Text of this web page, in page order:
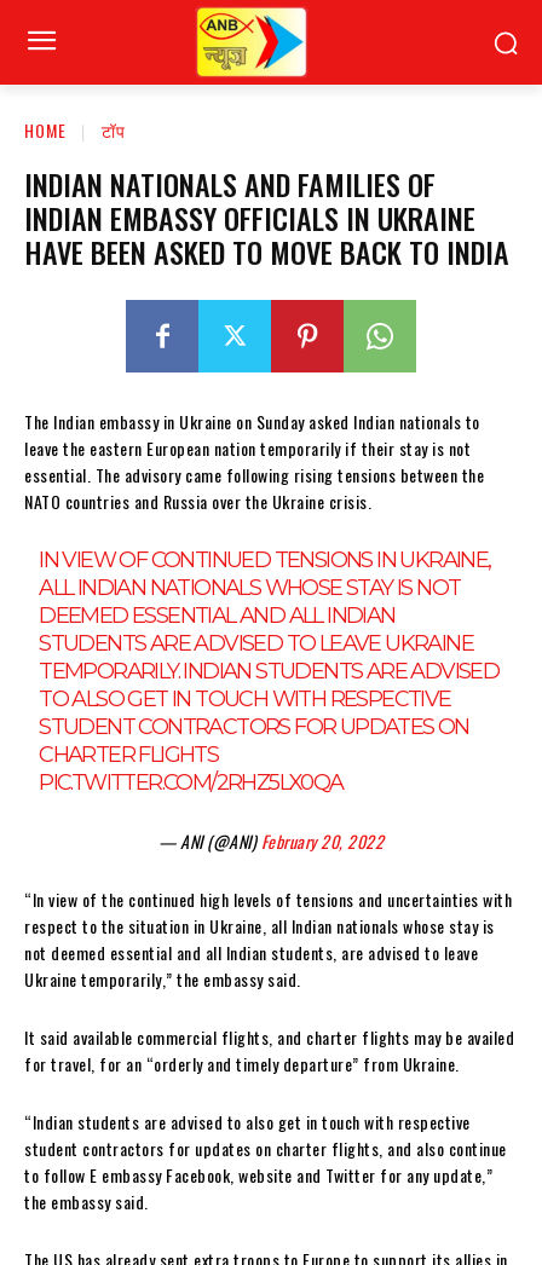
HOME टॉप
INDIAN NATIONALS AND FAMILIES OF
INDIAN EMBASSY OFFICIALS IN UKRAINE
HAVE BEEN ASKED TO MOVE BACK TO INDIA
The Indian embassy in Ukraine on Sunday asked Indian nationals to
leave the eastern European nation temporarily if their stay is not
essential. The advisory came following rising tensions between the
NATO countries and Russia over the Ukraine crisis.
IN VIEW OF CONTINUED TENSIONS IN UKRAINE,
ALL INDIAN NATIONALS WHOSE STAY IS NOT
DEEMED ESSENTIAL AND ALL INDIAN
STUDENTS ARE ADVISED TO LEAVE UKRAINE
TEMPORARILY. INDIAN STUDENTS ARE ADVISED
TO ALSO GET IN TOUCH WITH RESPECTIVE
STUDENT CONTRACTORS FOR UPDATES ON
CHARTER FLIGHTS
PIC.TWITTER.COM/2RHZ5LX0QA
— ANI (@ANI)February 20, 2022
“In view of the continued high levels of tensions and uncertainties with
respect to the situation in Ukraine, all Indian nationals whose stay is
not deemed essential and all Indian students, are advised to leave
Ukraine temporarily,” the embassy said.
It said available commercial flights, and charter flights may be availed
for travel, for an “orderly and timely departure” from Ukraine.
“Indian students are advised to also get in touch with respective
student contractors for updates on charter flights, and also continue
to follow E embassy Facebook, website and Twitter for any update,”
the embassy said.
The US has already sent extra troops to Europe to support its allies in